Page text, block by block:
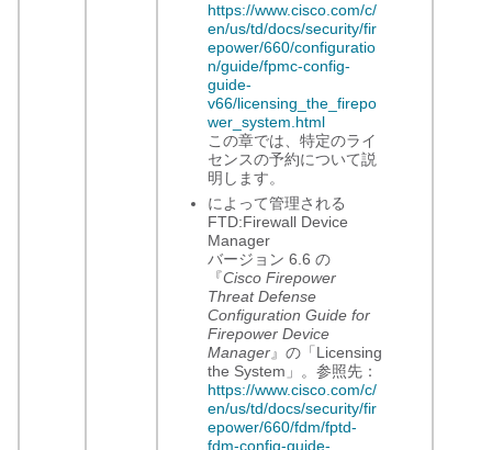
https://www.cisco.com/c/
en/us/td/docs/security/fir
epower/660/configuratio
n/guide/fpmc-config-
guide-
v66/licensing_the_firepo
wer_system.html
この章では、特定のライ
センスの予約について説
明します。
によって管理される
FTD:Firewall Device
Manager
バージョン 6.6 の
『Cisco Firepower
Threat Defense
Configuration Guide for
Firepower Device
Manager』の「Licensing
the System」。参照先：
https://www.cisco.com/c/
en/us/td/docs/security/fir
epower/660/fdm/fptd-
fdm-config-guide-